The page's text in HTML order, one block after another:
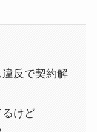
違反で契約解
けど